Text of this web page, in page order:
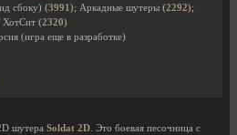
сбоку) (3991); Аркадные шутеры (2292);
ХотСит (2320)
(игра еще в разработке)
шутера Soldat 2D. Это боевая песочница с